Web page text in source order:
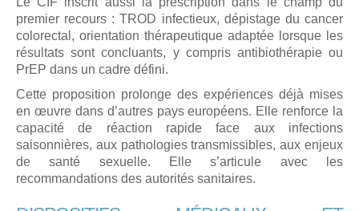
premier recours : TROD infectieux, dépistage du cancer
colorectal, orientation thérapeutique adaptée lorsque les
résultats sont concluants, y compris antibiothérapie ou
PrEP dans un cadre défini.
Cette proposition prolonge des expériences déjà mises
en œuvre dans d’autres pays européens. Elle renforce la
capacité de réaction rapide face aux infections
saisonnières, aux pathologies transmissibles, aux enjeux
de santé sexuelle. Elle s’articule avec les
recommandations des autorités sanitaires.